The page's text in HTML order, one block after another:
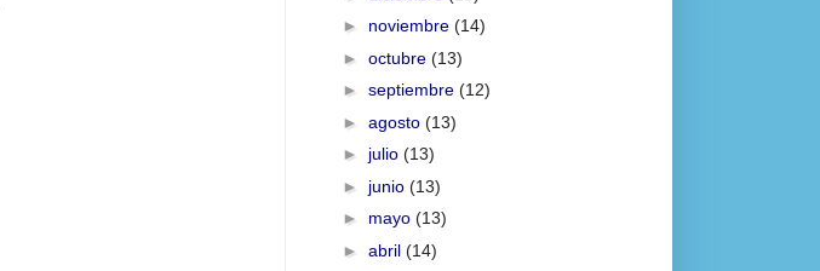
► noviembre (14)
► octubre (13)
► septiembre (12)
► agosto (13)
► julio (13)
► junio (13)
► mayo (13)
► abril (14)